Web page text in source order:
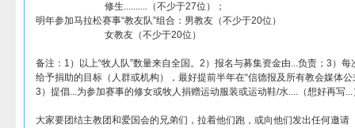
修生..........（不少于27位）；
明年参加马拉松赛事“教友队”组合：男教友（不少于20位）
女教友（不少于20位）
备注：1）以上“牧人队”数量来自全国。2）报名与募集资金由...负责；3）
给予捐助的目标（人群或机构），最好提前半年在“信德报及所有教会媒体
3）提倡...为参加赛事的修女或牧人捐赠运动服装或运动鞋/水....（想好再写...
大家要团结主教团和爱国会的兄弟们，拉着他们跑，或向他们发出任何邀请